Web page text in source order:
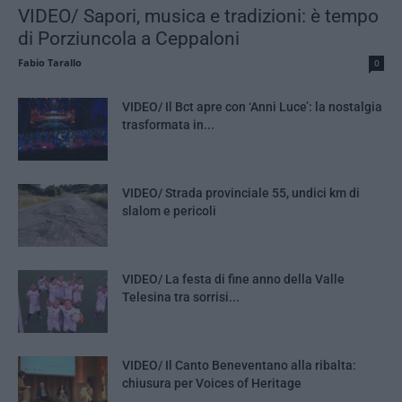
VIDEO/ Sapori, musica e tradizioni: è tempo
di Porziuncola a Ceppaloni
Fabio Tarallo 0
VIDEO/ Il Bct apre con ‘Anni Luce’: la nostalgia
trasformata in...
VIDEO/ Strada provinciale 55, undici km di
slalom e pericoli
VIDEO/ La festa di fine anno della Valle
Telesina tra sorrisi...
VIDEO/ Il Canto Beneventano alla ribalta:
chiusura per Voices of Heritage